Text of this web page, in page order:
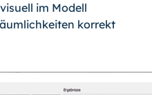
im Modell
korrekt